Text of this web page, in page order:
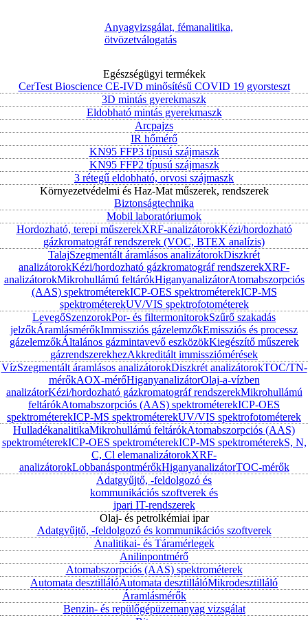
Anyagvizsgálat, fémanalitika,
ötvözetválogatás
Egészségügyi termékek
CerTest Bioscience CE-IVD minősítésű COVID 19 gyorsteszt
3D mintás gyerekmaszk
Eldobható mintás gyerekmaszk
Arcpajzs
IR hőmérő
KN95 FFP3 típusú szájmaszk
KN95 FFP2 típusú szájmaszk
3 rétegű eldobható, orvosi szájmaszk
Környezetvédelmi és Haz-Mat műszerek, rendszerek
Biztonságtechnika
Mobil laboratóriumok
Hordozható, terepi műszerekXRF-analizátorokKézi/hordozható
gázkromatográf rendszerek (VOC, BTEX analízis)
TalajSzegmentált áramlásos analizátorokDiszkrét
analizátorokKézi/hordozható gázkromatográf rendszerekXRF-
analizátorokMikrohullámú feltárókHiganyanalizátorAtomabszorpciós
(AAS) spektrométerekICP-OES spektrométerekICP-MS
spektrométerekUV/VIS spektrofotométerek
LevegőSzenzorokPor- és filtermonitorokSzűrő szakadás
jelzőkÁramlásmérőkImmissziós gázelemzőkEmissziós és processz
gázelemzőkÁltalános gázmintavevő eszközökKiegészítő műszerek
gázrendszerekhezAkkreditált immissziómérések
VízSzegmentált áramlásos analizátorokDiszkrét analizátorokTOC/TN-
mérőkAOX-mérőHiganyanalizátorOlaj-a-vízben
analizátorKézi/hordozható gázkromatográf rendszerekMikrohullámú
feltárókAtomabszorpciós (AAS) spektrométerekICP-OES
spektrométerekICP-MS spektrométerekUV/VIS spektrofotométerek
HulladékanalitikaMikrohullámú feltárókAtomabszorpciós (AAS)
spektrométerekICP-OES spektrométerekICP-MS spektrométerekS, N,
C, Cl elemanalizátorokXRF-
analizátorokLobbanáspontmérőkHiganyanalizátorTOC-mérők
Adatgyűjtő, -feldolgozó és
kommunikációs szoftverek és
ipari IT-rendszerek
Olaj- és petrolkémiai ipar
Adatgyűjtő, -feldolgozó és kommunikációs szoftverek
Analitikai- és Táramérlegek
Anilinpontmérő
Atomabszorpciós (AAS) spektrométerek
Automata desztillálóAutomata desztillálóMikrodesztilláló
Áramlásmérők
Benzin- és repülőgépüzemanyag vizsgálat